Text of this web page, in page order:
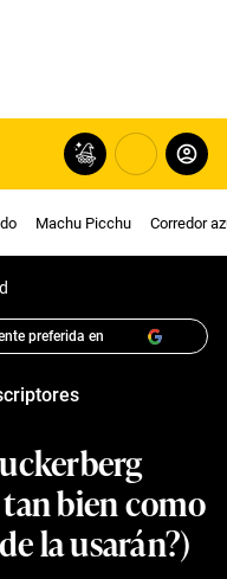
Machu Picchu Corredor
preferida en
bien como
la usarán?)